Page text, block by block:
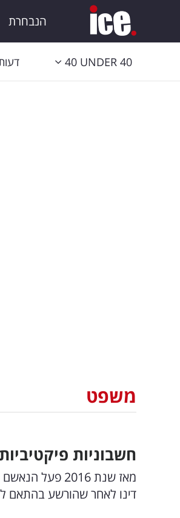
הנבחרת
40 UNDER 40
משפט
חשבוניות
מאז שנת 2016
דינו לאחר שהורשע בהתאם